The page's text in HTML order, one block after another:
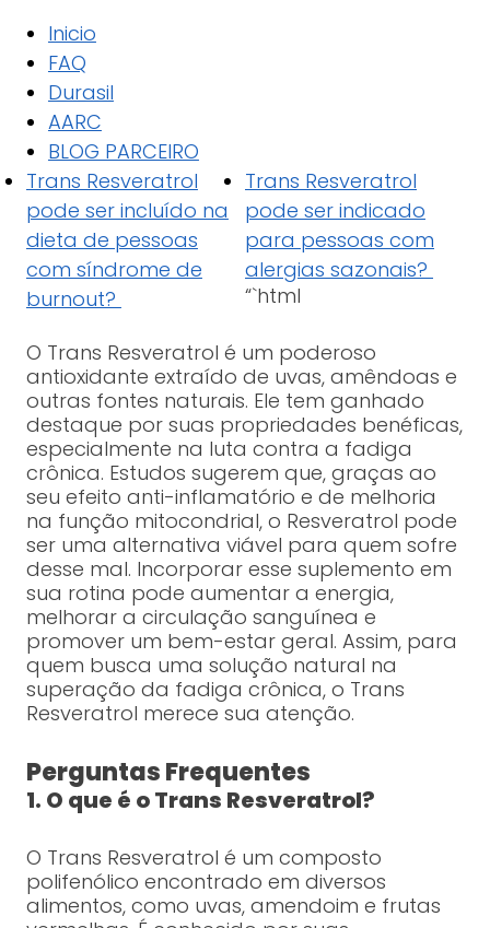
Inicio
FAQ
Durasil
AARC
BLOG PARCEIRO
Trans Resveratrol
pode ser incluído na
dieta de pessoas
com síndrome de
burnout?
Trans Resveratrol
pode ser indicado
para pessoas com
alergias sazonais?
“`html
O Trans Resveratrol é um poderoso
antioxidante extraído de uvas, amêndoas e
outras fontes naturais. Ele tem ganhado
destaque por suas propriedades benéficas,
especialmente na luta contra a fadiga
crônica. Estudos sugerem que, graças ao
seu efeito anti-inflamatório e de melhoria
na função mitocondrial, o Resveratrol pode
ser uma alternativa viável para quem sofre
desse mal. Incorporar esse suplemento em
sua rotina pode aumentar a energia,
melhorar a circulação sanguínea e
promover um bem-estar geral. Assim, para
quem busca uma solução natural na
superação da fadiga crônica, o Trans
Resveratrol merece sua atenção.
Perguntas Frequentes
1. O que é o Trans Resveratrol?
O Trans Resveratrol é um composto
polifenólico encontrado em diversos
alimentos, como uvas, amendoim e frutas